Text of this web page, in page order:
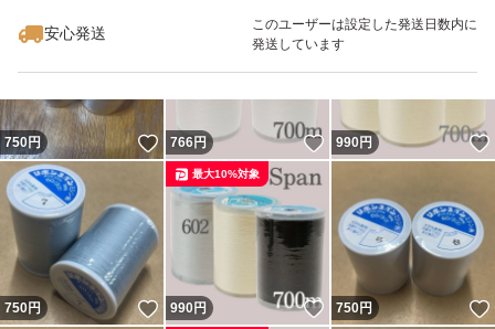
安心発送
このユーザーは設定した発送日数内に
発送しています
750円 いいね！
766円 いいね！
990円
750円 いいね！
990円 いいね！
最大10%対象
750円